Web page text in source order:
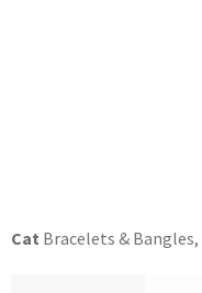
Cat Bracelets & Bangles,